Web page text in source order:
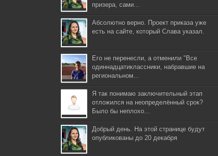
призера, сами...
Абсолютно верно. Проект приказа уже
есть на сайте, который Слава указал.
Его не перенесли, а отменили "Все
одиннадцатиклассники, набравшие на
региональном...
Я так понимаю заключительный этап
отложился на неопределённый срок?
Было бы неплохо...
Добрый день. На этой странице будут
опубликованы до 20 декабря